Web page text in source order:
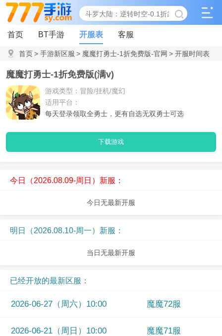
首页 BT手游 开服表 客服
首页> 手游新区服 > 魔魔打勇士-1折免费版-官网 > 开服时间表
魔魔打勇士-1折免费版(满v)
游戏类型：冒险/挂机/魔幻
适用平台：
每天登录领取全勇士，更有自选无双勇士可选
下载游戏
今日（2026.08.09-周日）新服：
今日无最新开服
明日（2026.08.10-周一）新服：
当日无最新开服
已经开放的最新区服：
2026-06-27（周六）10:00 魔魔72服
2026-06-21（周日）10:00 魔魔71服